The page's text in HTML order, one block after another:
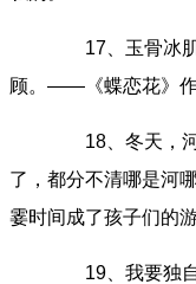
17、玉骨冰肌
顾。——《蝶恋花》
18、冬天，河
了，都分不清哪是河
霎时间成了孩子们的游
19、我要独自